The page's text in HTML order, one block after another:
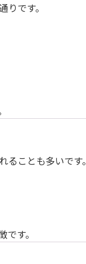
です。
ことも多いです。
す。